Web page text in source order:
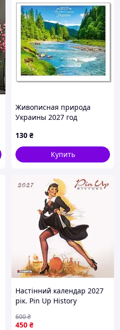
Живописная природа
Украины 2027 год
скобе)
130 ₴
Купить
Настінний календар 2027
рік. Pin Up History
450 ₴
600₴